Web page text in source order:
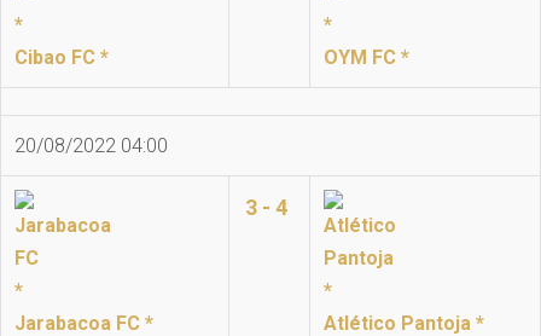
Cibao FC * OYM FC *
20/08/2022 04:00
Jarabacoa FC *
3 - 4
Atlético Pantoja *